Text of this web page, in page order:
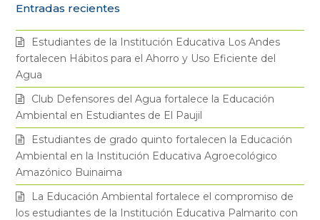
i
t
t
e
r
c
e
b
o
o
k
s
t
a
g
r
a
u
t
u
b
e
Entradas recientes
Estudiantes de la Institución Educativa Los Andes
fortalecen Hábitos para el Ahorro y Uso Eficiente del
Agua
Club Defensores del Agua fortalece la Educación
Ambiental en Estudiantes de El Paujil
Estudiantes de grado quinto fortalecen la Educación
Ambiental en la Institución Educativa Agroecológico
Amazónico Buinaima
La Educación Ambiental fortalece el compromiso de
los estudiantes de la Institución Educativa Palmarito con